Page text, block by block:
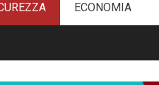
ECONOMIA